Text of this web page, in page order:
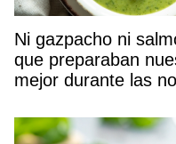
Ni gazpacho ni
que preparaban
mejor durante las